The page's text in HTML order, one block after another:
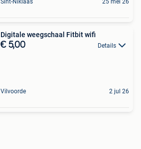
Digitale weegschaal Fitbit wifi
€ 5,00 Details
Vilvoorde 2 jul 26